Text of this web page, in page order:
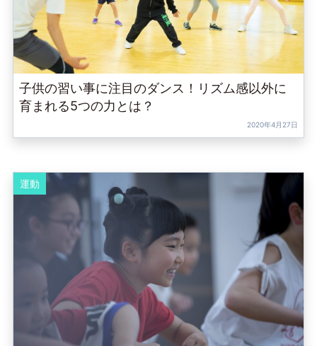
子供の習い事に注目のダンス！リズム感以外に
育まれる5つの力とは？
2020年4月27日
運動